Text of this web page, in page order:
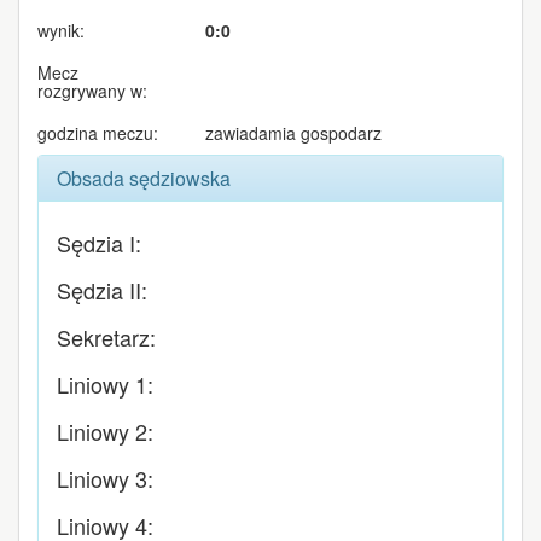
wynik:
0:0
Mecz
rozgrywany w:
godzina meczu:
zawiadamia gospodarz
Obsada sędziowska
Sędzia I:
Sędzia II:
Sekretarz:
Liniowy 1:
Liniowy 2:
Liniowy 3:
Liniowy 4: